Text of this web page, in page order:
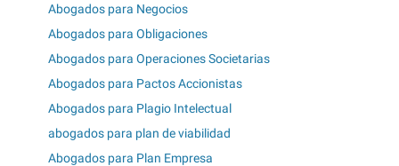
Abogados para Negocios
Abogados para Obligaciones
Abogados para Operaciones Societarias
Abogados para Pactos Accionistas
Abogados para Plagio Intelectual
abogados para plan de viabilidad
Abogados para Plan Empresa